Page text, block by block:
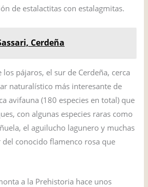
de estalactitas con estalagmitas.
Cerdeña
los pájaros, el sur de Cerdeña, cerca
naturalístico más interesante de
avifauna (180 especies en total) que
con algunas especies raras como
el aguilucho lagunero y muchas
conocido flamenco rosa que
a la Prehistoria hace unos